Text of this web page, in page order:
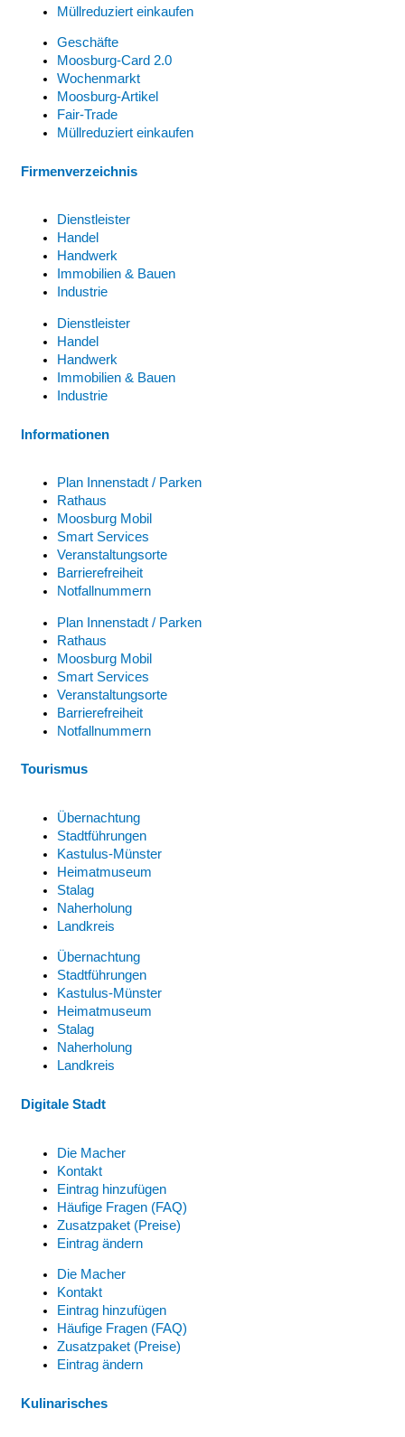
Müllreduziert einkaufen
Geschäfte
Moosburg-Card 2.0
Wochenmarkt
Moosburg-Artikel
Fair-Trade
Müllreduziert einkaufen
Firmenverzeichnis
Dienstleister
Handel
Handwerk
Immobilien & Bauen
Industrie
Dienstleister
Handel
Handwerk
Immobilien & Bauen
Industrie
Informationen
Plan Innenstadt / Parken
Rathaus
Moosburg Mobil
Smart Services
Veranstaltungsorte
Barrierefreiheit
Notfallnummern
Plan Innenstadt / Parken
Rathaus
Moosburg Mobil
Smart Services
Veranstaltungsorte
Barrierefreiheit
Notfallnummern
Tourismus
Übernachtung
Stadtführungen
Kastulus-Münster
Heimatmuseum
Stalag
Naherholung
Landkreis
Übernachtung
Stadtführungen
Kastulus-Münster
Heimatmuseum
Stalag
Naherholung
Landkreis
Digitale Stadt
Die Macher
Kontakt
Eintrag hinzufügen
Häufige Fragen (FAQ)
Zusatzpaket (Preise)
Eintrag ändern
Die Macher
Kontakt
Eintrag hinzufügen
Häufige Fragen (FAQ)
Zusatzpaket (Preise)
Eintrag ändern
Kulinarisches